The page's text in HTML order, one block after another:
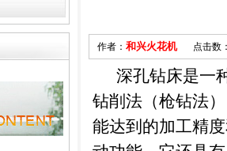
作者： 和兴火花机 点击数
深孔钻床是一
钻削法（枪钻法
能达到的加工精